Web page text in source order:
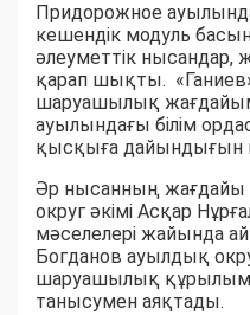
Придорожное
кешендік модуль
әлеуметтік
қарап шықты.
шаруашылық
ауылындағы білім
қысқыға дайындығын
Әр нысанның жағдайы
округ әкімі Асқар
мәселелері жайында
Богданов ауылдық
шаруашылық
танысумен аяқтады.